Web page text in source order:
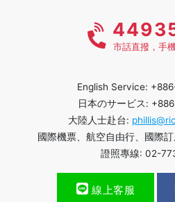
市話直撥，手
English Service:
日本のサービス:
大陸人士赴台:
國際機票、航空自由行、國際
證照專線: 02-
線上客服